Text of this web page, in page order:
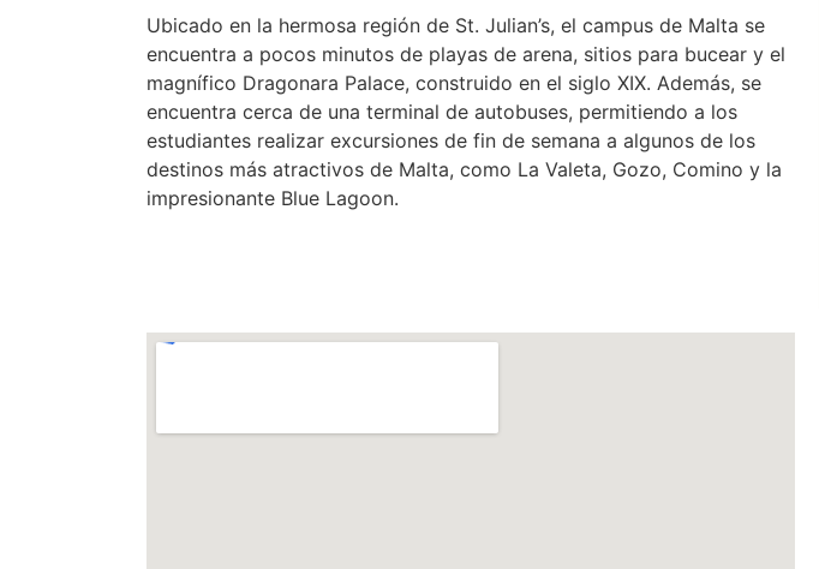
Ubicado en la hermosa región de St. Julian’s, el campus de Malta se
encuentra a pocos minutos de playas de arena, sitios para bucear y el
magnífico Dragonara Palace, construido en el siglo XIX. Además, se
encuentra cerca de una terminal de autobuses, permitiendo a los
estudiantes realizar excursiones de fin de semana a algunos de los
destinos más atractivos de Malta, como La Valeta, Gozo, Comino y la
impresionante Blue Lagoon.